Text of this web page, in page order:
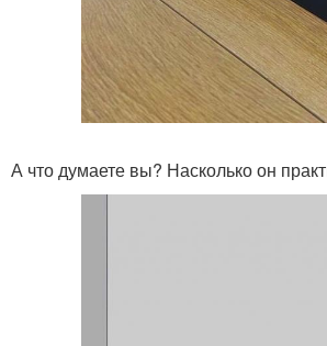
А что думаете вы? Насколько он